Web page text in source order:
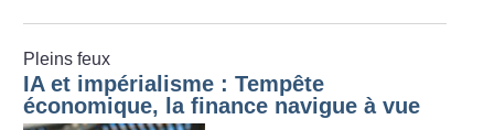
Pleins feux
IA et impérialisme : Tempête
économique, la finance navigue à vue